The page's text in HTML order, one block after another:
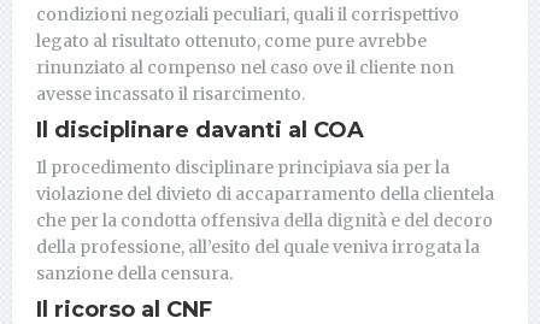
condizioni negoziali peculiari, quali il corrispettivo
legato al risultato ottenuto, come pure avrebbe
rinunziato al compenso nel caso ove il cliente non
avesse incassato il risarcimento.
Il disciplinare davanti al COA
Il procedimento disciplinare principiava sia per la
violazione del divieto di accaparramento della clientela
che per la condotta offensiva della dignità e del decoro
della professione, all’esito del quale veniva irrogata la
sanzione della censura.
Il ricorso al CNF